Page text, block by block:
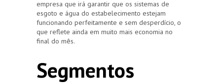
empresa que irá garantir que os sistemas de
esgoto e água do estabelecimento estejam
funcionando perfeitamente e sem desperdício, o
que reflete ainda em muito mais economia no
final do mês.
Segmentos